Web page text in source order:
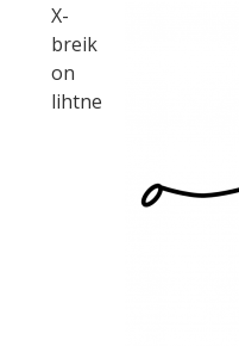
X-
breik
on
lihtne